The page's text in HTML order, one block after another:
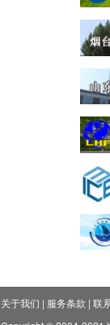
关于我们 | 服务条款 | 联